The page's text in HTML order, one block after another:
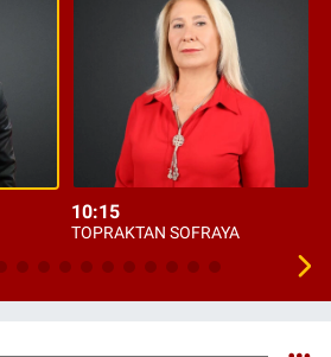
10:15
TOPRAKTAN SOFRAYA